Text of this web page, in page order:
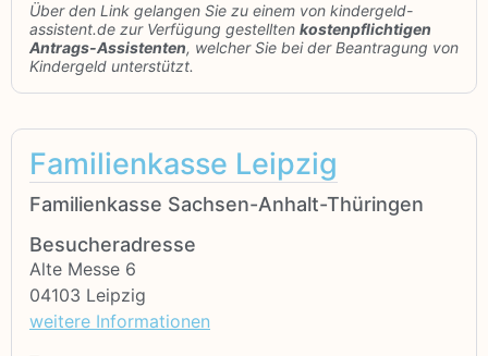
Über den Link gelangen Sie zu einem von kindergeld-
assistent.de zur Verfügung gestellten kostenpflichtigen
Antrags-Assistenten, welcher Sie bei der Beantragung von
Kindergeld unterstützt.
Familienkasse Leipzig
Familienkasse Sachsen-Anhalt-Thüringen
Besucheradresse
Alte Messe 6
04103 Leipzig
weitere Informationen